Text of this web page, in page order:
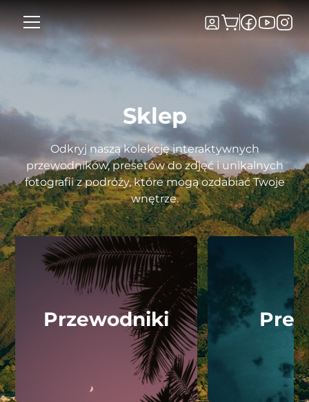
Sklep
Odkryj naszą kolekcję interaktywnych
przewodników, presetów do zdjęć i unikalnych
fotografii z podróży, które mogą ozdabiać Twoje
wnętrze.
Przewodniki